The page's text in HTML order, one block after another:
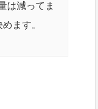
は減ってま
ます。